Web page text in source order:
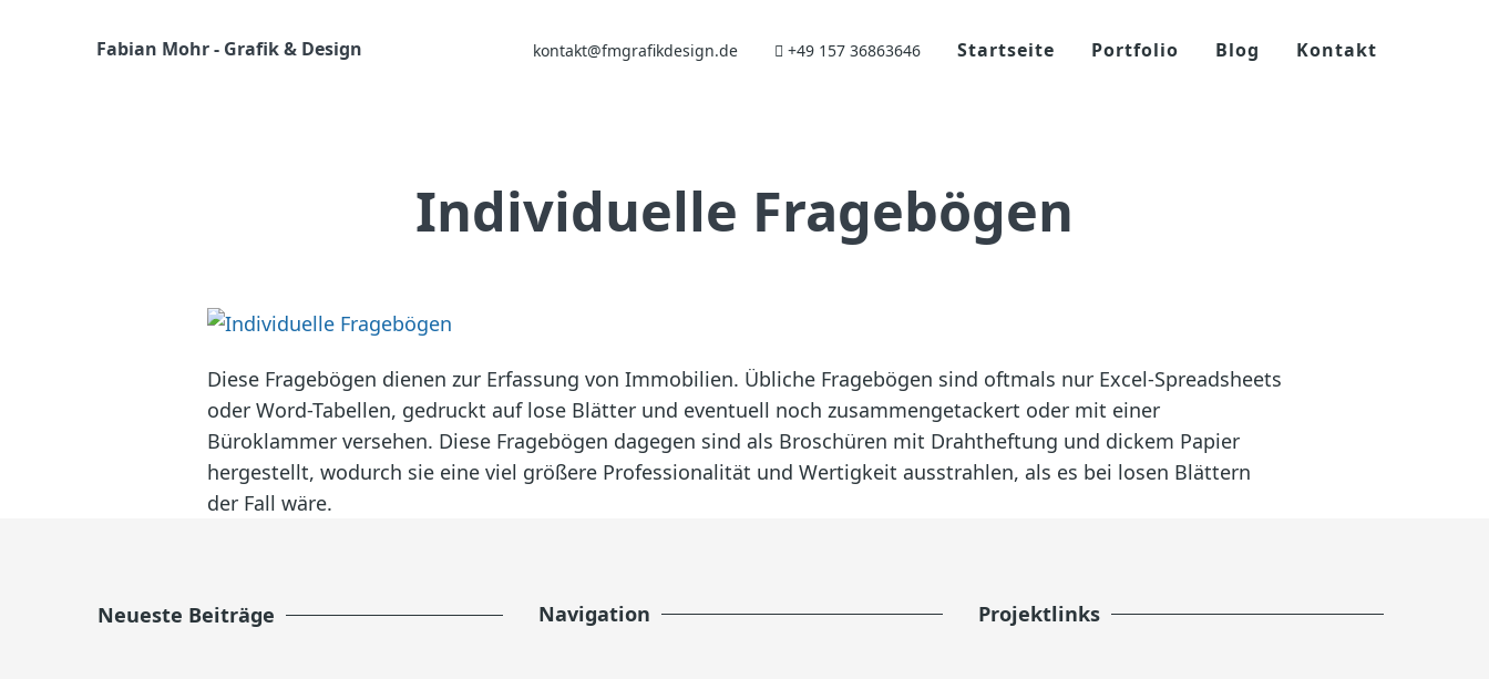
Fabian Mohr - Grafik & Design kontakt@fmgrafikdesign.de +49 157 36863646 Startseite Portfolio Blog Kontakt
Individuelle Fragebögen
Diese Fragebögen dienen zur Erfassung von Immobilien. Übliche Fragebögen sind oftmals nur Excel-Spreadsheets
oder Word-Tabellen, gedruckt auf lose Blätter und eventuell noch zusammengetackert oder mit einer
Büroklammer versehen. Diese Fragebögen dagegen sind als Broschüren mit Drahtheftung und dickem Papier
hergestellt, wodurch sie eine viel größere Professionalität und Wertigkeit ausstrahlen, als es bei losen Blättern
der Fall wäre.
Neueste Beiträge Navigation Projektlinks